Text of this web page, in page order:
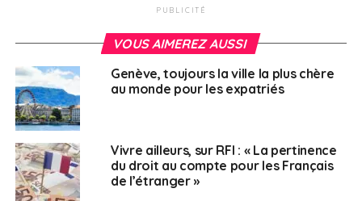
plus ou moins complexe selon le pays
Français à l'étranger
PUBLICITÉ
VOUS AIMEREZ AUSSI
Genève, toujours la ville la plus chère
au monde pour les expatriés
Vivre ailleurs, sur RFI : « La pertinence
du droit au compte pour les Français
de l’étranger »